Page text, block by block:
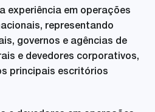
experiência em operações
representando
governos e agências de
e devedores corporativos,
principais escritórios